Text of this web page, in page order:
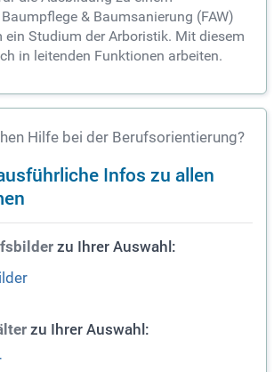
& Baumsanierung (FAW)
ein Studium der Arboristik. Mit diesem
in leitenden Funktionen arbeiten.
Hilfe bei der Berufsorientierung?
Infos zu allen
zu Ihrer Auswahl:
zu Ihrer Auswahl: